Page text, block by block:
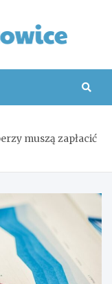
muszą zapłacić